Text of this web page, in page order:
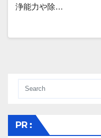
浄能力や除…
PR :